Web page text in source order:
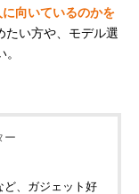
向いているのかを
たい方や、モデル選
ー
ど、ガジェット好